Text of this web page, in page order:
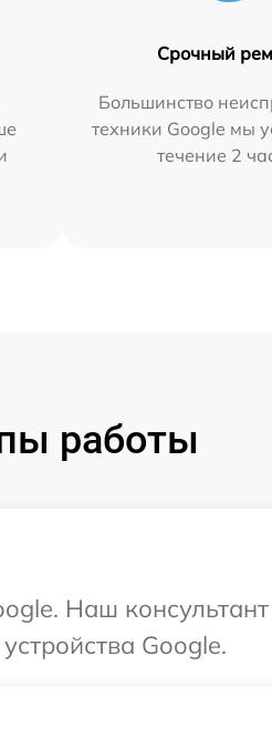
Срочный
Большинство
техники Google мы
течение 2
работы
Наш
Google.